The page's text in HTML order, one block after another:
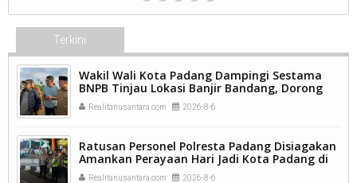
Terkini
Wakil Wali Kota Padang Dampingi Sestama
BNPB Tinjau Lokasi Banjir Bandang, Dorong
Percepatan Penanganan Pascabencana.
Realitanusantara.com 2026-8-6
Ratusan Personel Polresta Padang Disiagakan
Amankan Perayaan Hari Jadi Kota Padang di
Kawasan Pantai Padang.
Realitanusantara.com 2026-8-6